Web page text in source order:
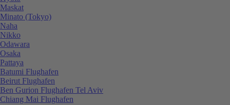
Maskat
Minato (Tokyo)
Naha
Nikko
Odawara
Osaka
Pattaya
Batumi Flughafen
Beirut Flughafen
Ben Gurion Flughafen Tel Aviv
Chiang Mai Flughafen